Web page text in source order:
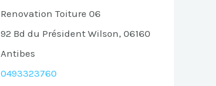
Renovation Toiture 06
92 Bd du Président Wilson, 06160
Antibes
0493323760